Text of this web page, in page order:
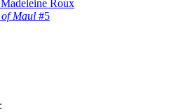
Roux
Maul #5